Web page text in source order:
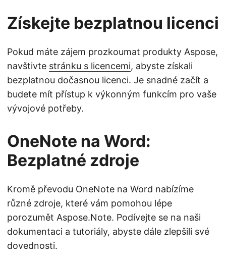
Získejte bezplatnou licenci
Pokud máte zájem prozkoumat produkty Aspose,
navštivte stránku s licencemi, abyste získali
bezplatnou dočasnou licenci. Je snadné začít a
budete mít přístup k výkonným funkcím pro vaše
vývojové potřeby.
OneNote na Word:
Bezplatné zdroje
Kromě převodu OneNote na Word nabízíme
různé zdroje, které vám pomohou lépe
porozumět Aspose.Note. Podívejte se na naši
dokumentaci a tutoriály, abyste dále zlepšili své
dovednosti.